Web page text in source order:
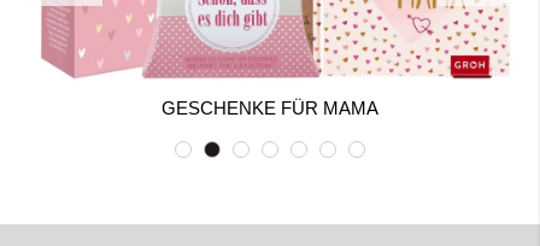
GESCHENKE FÜR MAMA